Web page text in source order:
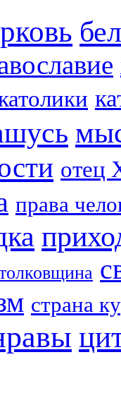
отец
права
страна